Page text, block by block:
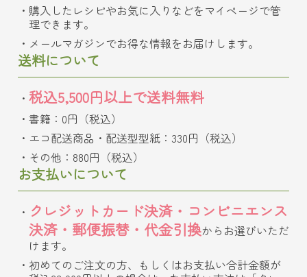
購入したレシピやお気に入りなどをマイページで管
理できます。
メールマガジンでお得な情報をお届けします。
送料について
税込5,500円以上で送料無料
書籍：0円（税込）
エコ配送商品・配送型型紙：330円（税込）
その他：880円（税込）
お支払いについて
クレジットカード決済・コンビニエンス
決済・郵便振替・代金引換からお選びいただ
けます。
初めてのご注文の方、もしくはお支払い合計金額が